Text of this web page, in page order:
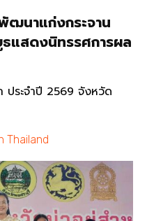
ฒนาแก่งกระจาน
ธแสดงนิทรรศการผล
ประจำปี 2569 จังหวัด
Thailand